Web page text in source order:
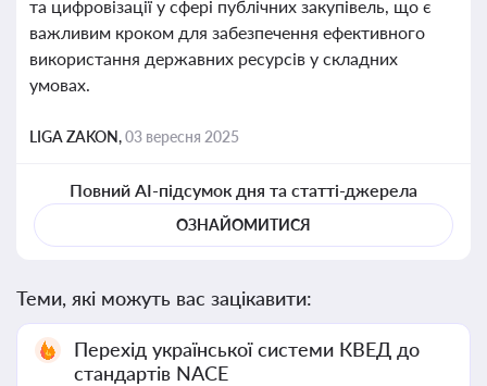
та цифровізації у сфері публічних закупівель, що є
важливим кроком для забезпечення ефективного
використання державних ресурсів у складних
умовах.
LIGA ZAKON,03 вересня 2025
Повний AI-підсумок дня та статті-джерела
ОЗНАЙОМИТИСЯ
Теми, які можуть вас зацікавити:
Перехід української системи КВЕД до
стандартів NACE